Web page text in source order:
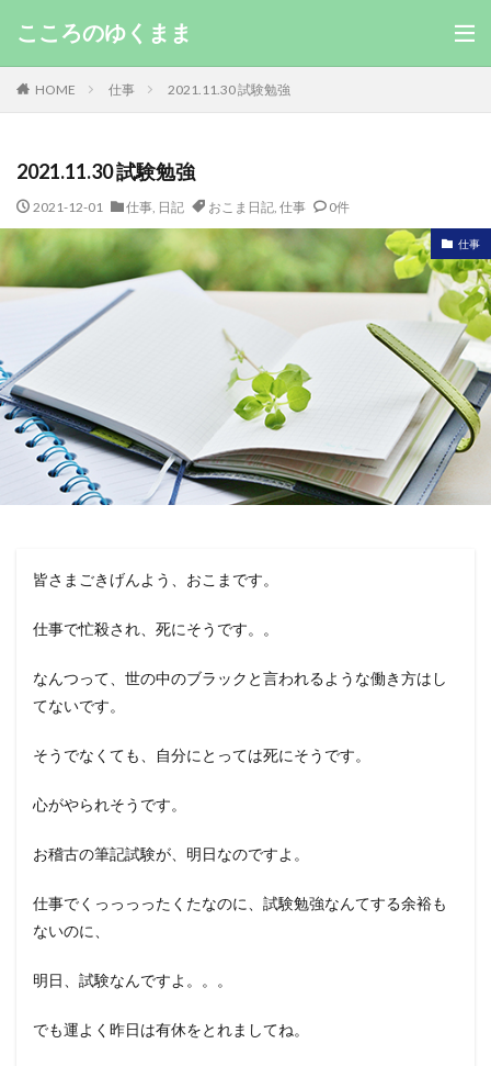
こころのゆくまま
HOME 仕事 2021.11.30 試験勉強
2021.11.30 試験勉強
2021-12-01 仕事, 日記 おこま日記, 仕事 0件
仕事
皆さまごきげんよう、おこまです。
仕事で忙殺され、死にそうです。。
なんつって、世の中のブラックと言われるような働き方はし
てないです。
そうでなくても、自分にとっては死にそうです。
心がやられそうです。
お稽古の筆記試験が、明日なのですよ。
仕事でくっっっったくたなのに、試験勉強なんてする余裕も
ないのに、
明日、試験なんですよ。。。
でも運よく昨日は有休をとれましてね。